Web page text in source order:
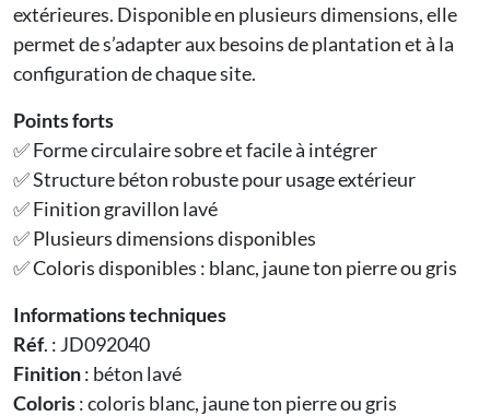
extérieures. Disponible en plusieurs dimensions, elle
permet de s’adapter aux besoins de plantation et à la
configuration de chaque site.
Points forts
✅ Forme circulaire sobre et facile à intégrer
✅ Structure béton robuste pour usage extérieur
✅ Finition gravillon lavé
✅ Plusieurs dimensions disponibles
✅ Coloris disponibles : blanc, jaune ton pierre ou gris
Informations techniques
Réf. : JD092040
Finition: béton lavé
Coloris: coloris blanc, jaune ton pierre ou gris